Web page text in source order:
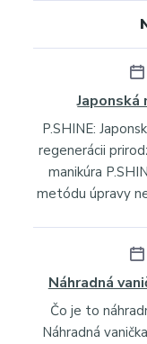
Japonská
P.SHINE:
regenerácii
manikúra
metódu úpravy
Náhradná
Čo je to
Náhradná